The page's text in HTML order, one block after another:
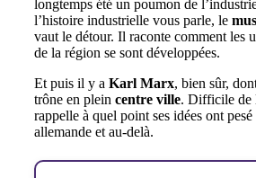
longtemps été un poumon de
l’histoire industrielle vous parle, le
vaut le détour. Il raconte comment les
de la région se sont développées.
Et puis il y a Karl Marx, bien sûr,
trône en plein centre ville. Difficile de
rappelle à quel point ses idées ont
allemande et au-delà.